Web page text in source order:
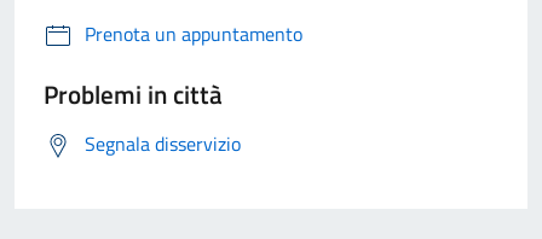
Prenota un appuntamento
Problemi in città
Segnala disservizio